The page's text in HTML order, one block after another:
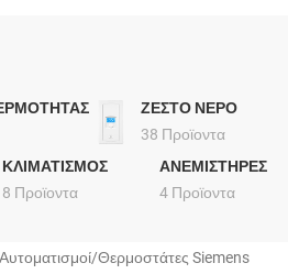
ΖΕΣΤΟ ΝΕΡΟ
38 Προϊοντα
ΚΛΙΜΑΤΙΣΜΟΣ
8 Προϊοντα
ΑΝΕΜΙΣΤΗΡΕΣ
4 Προϊοντα
Αυτοματισμοί Θερμοστάτες Siemens